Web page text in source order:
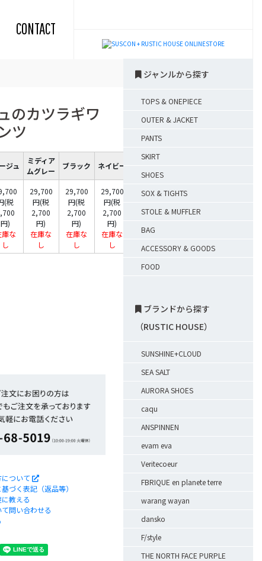
CONTACT
のカツラギワ
ツ
ジュ
ミディア
ムグレー
ブラック ネイビー
(税
円)
庫な
し
29,700
円(税
2,700
円)
在庫な
し
29,700
円(税
2,700
円)
在庫な
し
29,700
円(税
2,700
円)
在庫な
し
ついて
づく表記（返品等）
教える
問い合わせる
ジャンルから探す
TOPS & ONEPIECE
OUTER & JACKET
PANTS
SKIRT
SHOES
SOX & TIGHTS
STOLE & MUFFLER
BAG
ACCESSORY & GOODS
FOOD
ブランドから探す
（RUSTIC HOUSE）
SUNSHINE+CLOUD
SEA SALT
AURORA SHOES
caqu
ANSPINNEN
evam eva
Veritecoeur
FBRIQUE en planete terre
warang wayan
dansko
F/style
THE NORTH FACE PURPLE